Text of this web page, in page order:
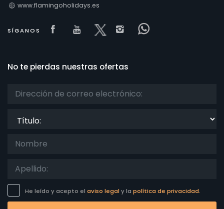
www.flamingoholidays.es
SÍGANOS Visit our Facebook page
Visit our youtube page
Visit our x page
Visit our isntagram
Visit our
No te pierdas nuestras ofertas
He leído y acepto el aviso legal y la política de privacidad.